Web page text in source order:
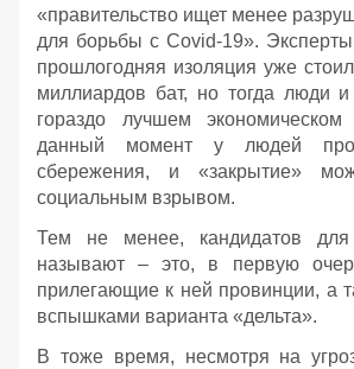
«правительство ищет менее
для борьбы с Covid-19».
прошлогодняя изоляция уже
миллиардов бат, но тогда люди
гораздо лучшем
данный момент у людей
сбережения, и «закрытие»
социальным взрывом.
Тем не менее, кандидатов
называют – это, в первую
прилегающие к ней провинции, а
вспышками варианта «дельта».
В тоже время, несмотря на